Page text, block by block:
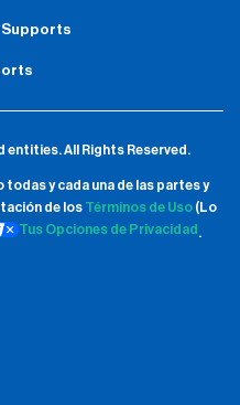
Supports
entities.All Rights Reserved.
todas y cada una de las partes y
de los Términos de Uso(Lo
Tus Opciones de Privacidad .